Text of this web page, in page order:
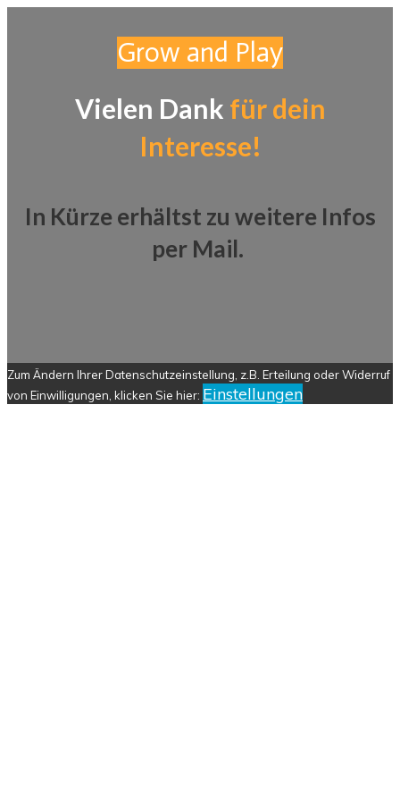
Grow and Play
Vielen Dank für dein
Interesse!
In Kürze erhältst zu weitere Infos
per Mail.
Zum Ändern Ihrer Datenschutzeinstellung, z.B. Erteilung oder Widerruf
von Einwilligungen, klicken Sie hier: Einstellungen